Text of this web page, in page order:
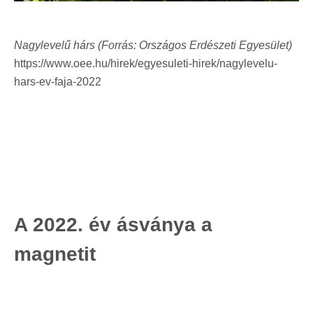
Nagylevelű hárs (Forrás: Országos Erdészeti Egyesület)
https://www.oee.hu/hirek/egyesuleti-hirek/nagylevelu-
hars-ev-faja-2022
A 2022. év ásványa a
magnetit